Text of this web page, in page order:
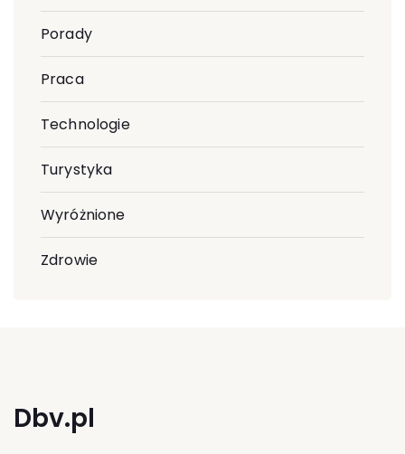
Porady
Praca
Technologie
Turystyka
Wyróżnione
Zdrowie
Dbv.pl